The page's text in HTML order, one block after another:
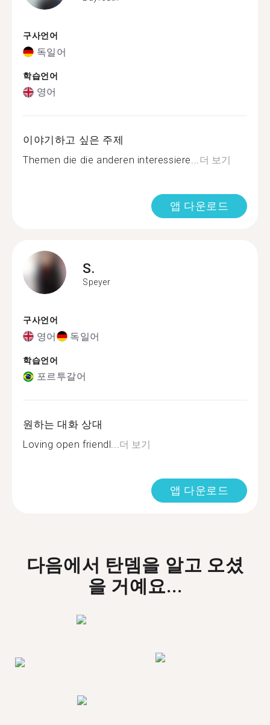
구사언어
독일어
학습언어
영어
이야기하고 싶은 주제
Themen die die anderen interessiere...더 보기
앱 다운로드
S.
Speyer
구사언어
영어 독일어
학습언어
포르투갈어
원하는 대화 상대
Loving open friendl...더 보기
앱 다운로드
다음에서 탄뎀을 알고 오셨
을 거예요...